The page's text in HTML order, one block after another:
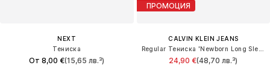
NEXT
Тениска
От 8,00 €(15,65 лв.³)
ПРОМОЦИЯ
CALVIN KLEIN JEANS
24,90 €(48,70 лв.³)